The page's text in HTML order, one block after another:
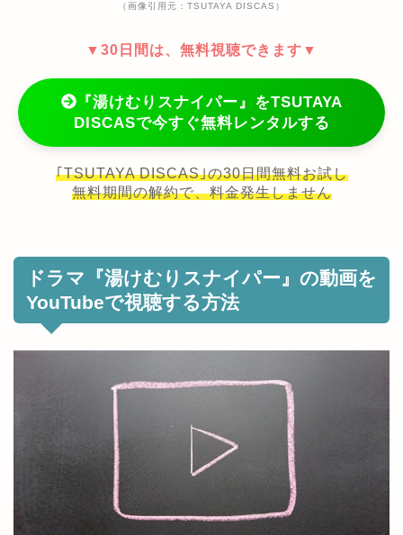
（画像引用元：TSUTAYA DISCAS）
▼30日間は、無料視聴できます▼
『湯けむりスナイパー』をTSUTAYA
DISCASで今すぐ無料レンタルする
｢TSUTAYA DISCAS｣の30日間無料お試し
無料期間の解約で、料金発生しません
ドラマ『湯けむりスナイパー』の動画を
YouTubeで視聴する方法